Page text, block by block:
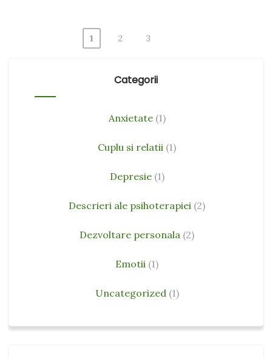
1 2 3
Categorii
Anxietate(1)
Cuplu si relatii (1)
Depresie(1)
Descrieri ale psihoterapiei (2)
Dezvoltare personala (2)
Emotii (1)
Uncategorized (1)